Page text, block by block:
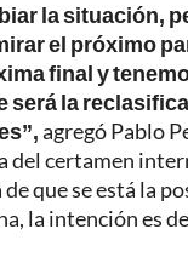
la situación,
el próximo
final y
será la
agregó Pablo
del certamen
que se está la
la intención es